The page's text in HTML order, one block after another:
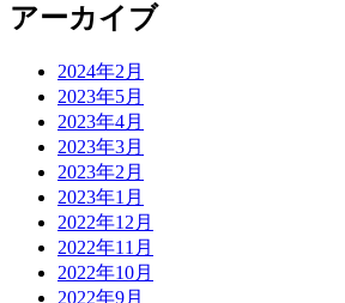
アーカイブ
2024年2月
2023年5月
2023年4月
2023年3月
2023年2月
2023年1月
2022年12月
2022年11月
2022年10月
2022年9月